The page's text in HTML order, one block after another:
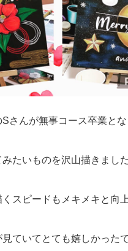
Sさんが無事コース卒業と
たいものを沢山描きまし
スピードもメキメキと向
見ていてとても嬉しかった